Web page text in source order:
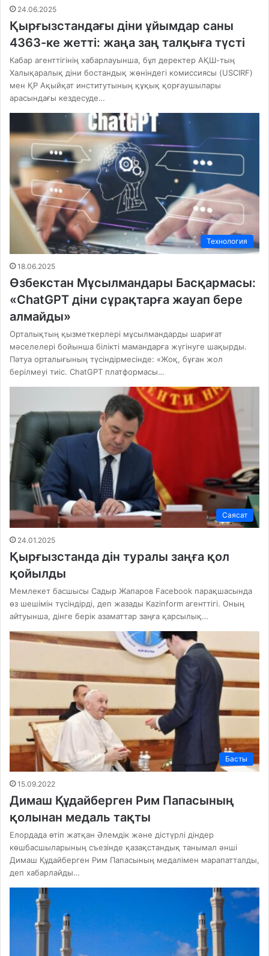
24.06.2025
Қырғызстандағы діни ұйымдар саны
4363-ке жетті: жаңа заң талқыға түсті
Кабар агенттігінің хабарлауынша, бұл деректер АҚШ-тың
Халықаралық діни бостандық жөніндегі комиссиясы (USCIRF)
мен ҚР Ақыйқат институтының құқық қорғаушылары
арасындағы кездесуде…
Технология
18.06.2025
Өзбекстан Мұсылмандары Басқармасы:
«ChatGPT діни сұрақтарға жауап бере
алмайды»
Орталықтың қызметкерлері мұсылмандарды шариғат
мәселелері бойынша білікті мамандарға жүгінуге шақырды.
Пәтуа орталығының түсіндірмесінде: «Жоқ, бұған жол
берілмеуі тиіс. ChatGPT платформасы…
Саясат
24.01.2025
Қырғызстанда дін туралы заңға қол
қойылды
Мемлекет басшысы Садыр Жапаров Facebook парақшасында
өз шешімін түсіндірді, деп жазады Kazinform агенттігі. Оның
айтуынша, дінге берік азаматтар заңға қарсылық…
Басты
15.09.2022
Димаш Құдайберген Рим Папасының
қолынан медаль тақты
Елордада өтіп жатқан Әлемдік және дістүрлі діндер
көшбасшыларының съезінде қазақстандық танымал әнші
Димаш Құдайберген Рим Папасының медалімен марапатталды,
деп хабарлайды…